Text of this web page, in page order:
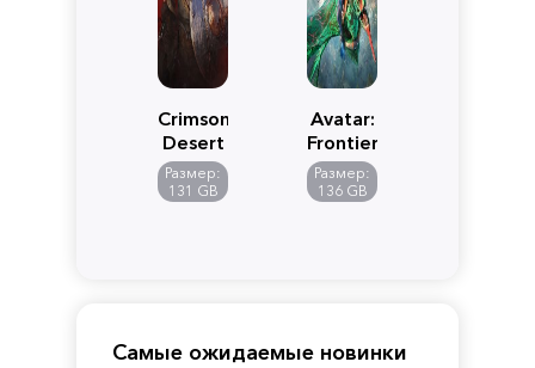
Crimson
Desert
Размер:
131 GB
Avatar:
Frontiers
of
Pandora
Размер:
136 GB
Самые ожидаемые новинки